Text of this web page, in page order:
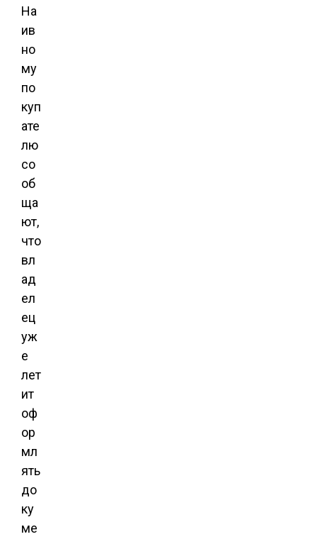
На
ив
но
му
по
куп
ате
лю
со
об
ща
ют,
что
вл
ад
ел
ец
уж
е
лет
ит
оф
ор
мл
ять
до
ку
ме